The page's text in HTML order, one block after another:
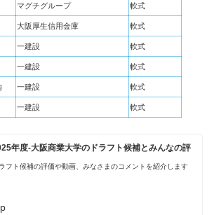
マグチグループ 軟式
大阪厚生信用金庫 軟式
一建設 軟式
一建設 軟式
一建設 軟式
一建設 軟式
年度-大阪商業大学のドラフト候補とみんなの評
フト候補の評価や動画、みなさまのコメントを紹介します